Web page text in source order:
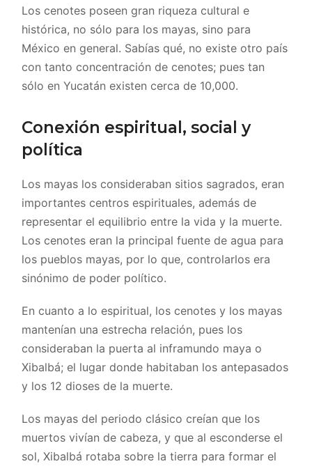
Los cenotes poseen gran riqueza cultural e
histórica, no sólo para los mayas, sino para
México en general. Sabías qué, no existe otro país
con tanto concentración de cenotes; pues tan
sólo en Yucatán existen cerca de 10,000.
Conexión espiritual, social y
política
Los mayas los consideraban sitios sagrados, eran
importantes centros espirituales, además de
representar el equilibrio entre la vida y la muerte.
Los cenotes eran la principal fuente de agua para
los pueblos mayas, por lo que, controlarlos era
sinónimo de poder político.
En cuanto a lo espiritual, los cenotes y los mayas
mantenían una estrecha relación, pues los
consideraban la puerta al inframundo maya o
Xibalbá; el lugar donde habitaban los antepasados
y los 12 dioses de la muerte.
Los mayas del periodo clásico creían que los
muertos vivían de cabeza, y que al esconderse el
sol, Xibalbá rotaba sobre la tierra para formar el